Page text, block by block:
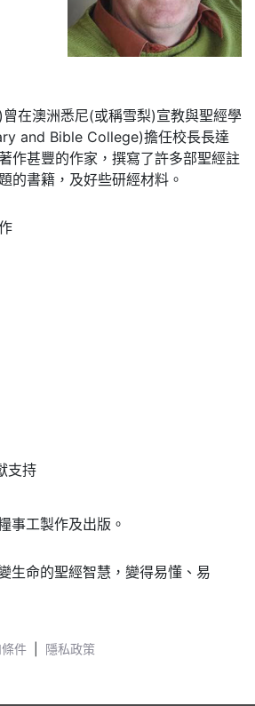
在澳洲悉尼(或稱雪梨)宣教與聖經學
and Bible College)擔任校長長達
作甚豐的作家，撰寫了許多部聖經註
的書籍，及好些研經材料。
支持
事工製作及出版。
生命的聖經智慧，變得易懂、易
件 隱私政策